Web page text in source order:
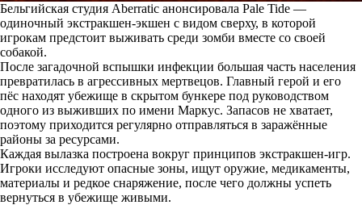
Бельгийская студия Aberratic анонсировала Pale Tide —
одиночный экстракшен-экшен с видом сверху, в которой
игрокам предстоит выживать среди зомби вместе со своей
собакой.
После загадочной вспышки инфекции большая часть населения
превратилась в агрессивных мертвецов. Главный герой и его
пёс находят убежище в скрытом бункере под руководством
одного из выживших по имени Маркус. Запасов не хватает,
поэтому приходится регулярно отправляться в заражённые
районы за ресурсами.
Каждая вылазка построена вокруг принципов экстракшен-игр.
Игроки исследуют опасные зоны, ищут оружие, медикаменты,
материалы и редкое снаряжение, после чего должны успеть
вернуться в убежище живыми.